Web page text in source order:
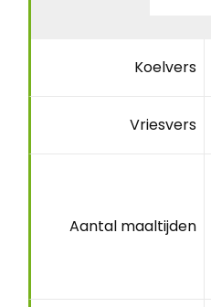
Koelvers
Vriesvers
Aantal maaltijden